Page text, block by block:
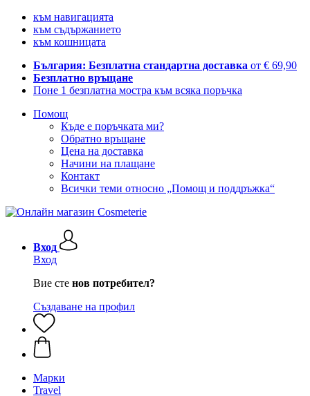
към навигацията
към съдържанието
към кошницата
България: Безплатна стандартна доставка от € 69,90
Безплатно връщане
Поне 1 безплатна мостра към всяка поръчка
Помощ
Къде е поръчката ми?
Обратно връщане
Цена на доставка
Начини на плащане
Контакт
Всички теми относно „Помощ и поддръжка“
Вход
Вход
Вие сте нов потребител?
Създаване на профил
Mарки
Travel